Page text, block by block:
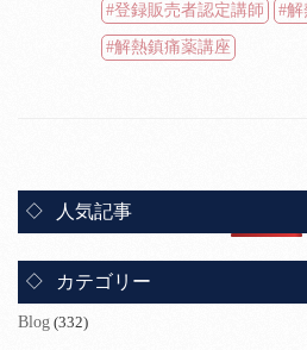
登録販売者認定講師 解
解熱鎮痛薬講座
人気記事
カテゴリー
Blog (332)